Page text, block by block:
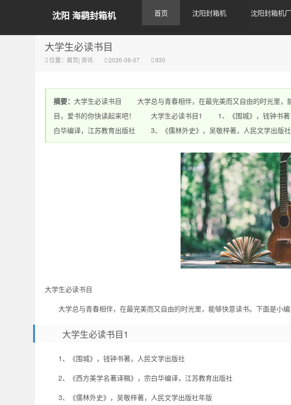
沈阳 海鹞封箱机 首页 沈阳封箱机 沈阳封箱机
大学生必读书目
位置： 首页| 资讯 2026-08-07 930
摘要： 大学生必读书目 大学总与青春相伴，在最完美而又自由的时光里，
目，爱书的你快读起来吧！ 大学生必读书目1 1、《围城》，钱钟书
白华编译，江苏教育出版社 3、《儒林外史》，吴敬梓著，人民文学出版
大学生必读书目
大学总与青春相伴，在最完美而又自由的时光里，能够快意读书。下面是小编
大学生必读书目1
1、《围城》，钱钟书著，人民文学出版社
2、《西方美学名著译稿》，宗白华编译，江苏教育出版社
3、《儒林外史》，吴敬梓著，人民文学出版社年版